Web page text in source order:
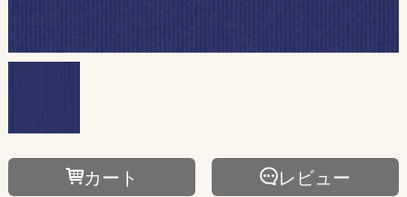
カート レビュー